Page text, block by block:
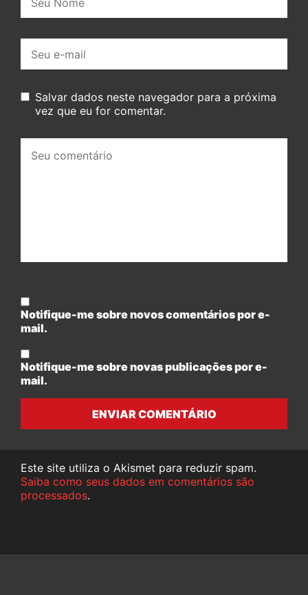
mail:
Salvar dados neste navegador para a próxima
vez que eu for comentar.
comentário:
Notifique-me sobre novos comentários por e-
mail.
Notifique-me sobre novas publicações por e-
mail.
ENVIAR COMENTÁRIO
Este site utiliza o Akismet para reduzir spam.
Saiba como seus dados em comentários são
processados.